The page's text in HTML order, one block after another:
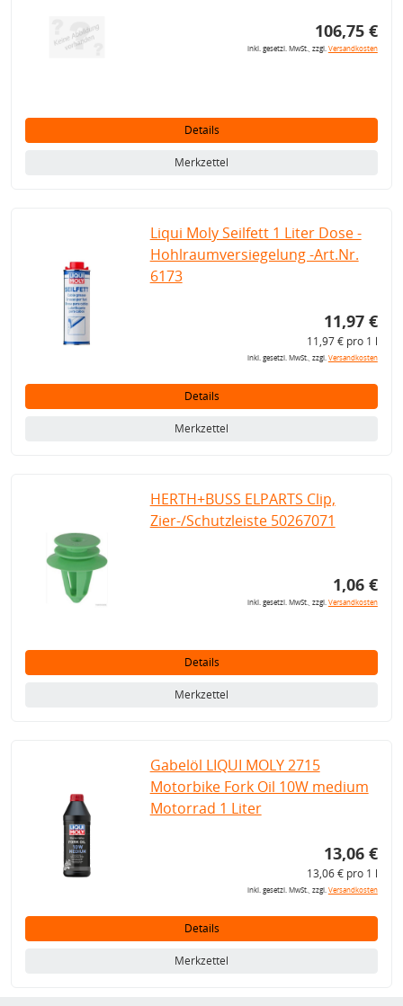
106,75 €
inkl. gesetzl. MwSt., zzgl.Versandkosten
Details
Merkzettel
Liqui Moly Seilfett 1 Liter Dose -
Hohlraumversiegelung -Art.Nr.
6173
11,97 €
11,97 € pro 1 l
inkl. gesetzl. MwSt., zzgl.Versandkosten
Details
Merkzettel
HERTH+BUSS ELPARTS Clip,
Zier-/Schutzleiste 50267071
1,06 €
inkl. gesetzl. MwSt., zzgl.Versandkosten
Details
Merkzettel
Gabelöl LIQUI MOLY 2715
Motorbike Fork Oil 10W medium
Motorrad 1 Liter
13,06 €
13,06 € pro 1 l
inkl. gesetzl. MwSt., zzgl.Versandkosten
Details
Merkzettel